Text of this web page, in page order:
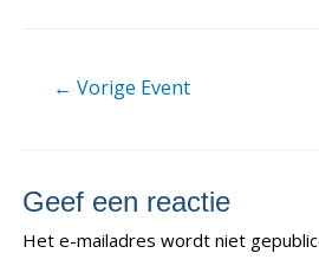
Berichtnavigatie
← Vorige Event
Geef een reactie
Het e-mailadres wordt niet